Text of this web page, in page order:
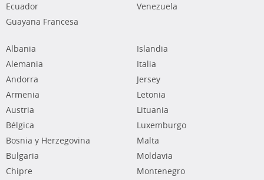
Ecuador
Guayana Francesa
Venezuela
Albania
Alemania
Andorra
Armenia
Austria
Bélgica
Bosnia y Herzegovina
Bulgaria
Chipre
Islandia
Italia
Jersey
Letonia
Lituania
Luxemburgo
Malta
Moldavia
Montenegro